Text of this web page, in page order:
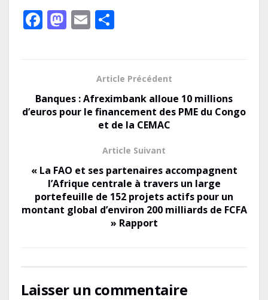
F
o
o
M
o
n
E
g
er
Article Précédent
Banques : Afreximbank alloue 10 millions
d’euros pour le financement des PME du Congo
et de la CEMAC
Article Suivant
« La FAO et ses partenaires accompagnent
l’Afrique centrale à travers un large
portefeuille de 152 projets actifs pour un
montant global d’environ 200 milliards de FCFA
» Rapport
Laisser un commentaire